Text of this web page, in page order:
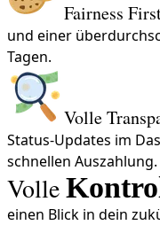
Fairness
und einer
Tagen.
Volle
Status-Updates im
schnellen Auszahlung.
Volle
einen Blick in dein